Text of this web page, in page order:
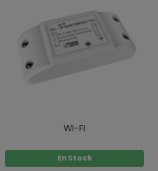
WI-FI
En Stock